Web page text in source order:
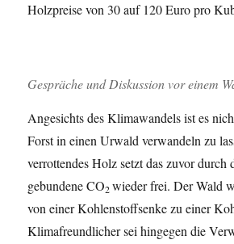
Holzpreise von 30 auf 120 Euro pro
Gespräche und Diskussion vor einem
Angesichts des Klimawandels ist es
Forst in einen Urwald verwandeln zu
verrottendes Holz setzt das zuvor durch
gebundene CO2wieder frei. Der Wald
von einer Kohlenstoffsenke zu einer
Klimafreundlicher sei hingegen die